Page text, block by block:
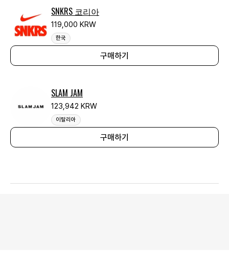
SNKRS 코리아
119,000 KRW
한국
구매하기
SLAM JAM
123,942 KRW
이탈리아
구매하기